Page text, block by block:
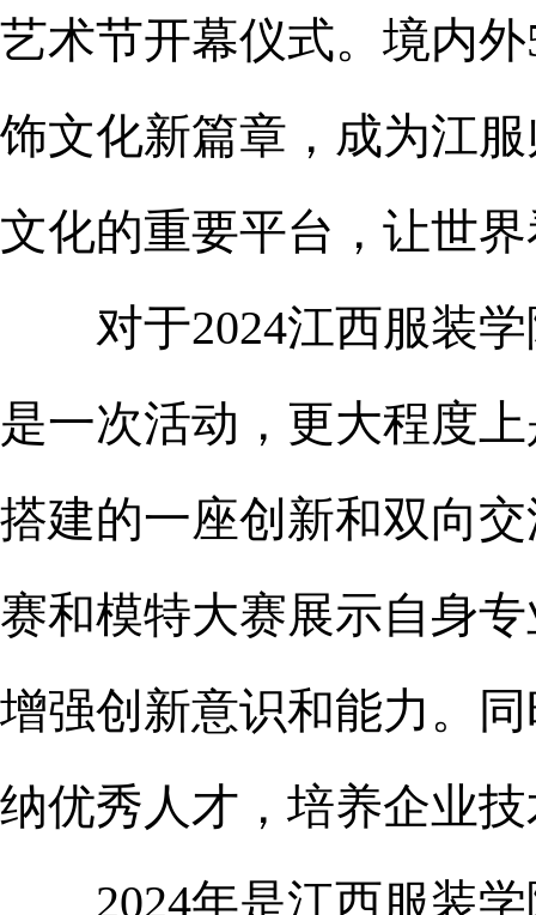
艺术节开幕仪式。境内
饰文化新篇章，成为江
文化的重要平台，让世
对于2024江西服装学
是一次活动，更大程度
搭建的一座创新和双向
赛和模特大赛展示自身
增强创新意识和能力。
纳优秀人才，培养企业
2024年是江西服装学